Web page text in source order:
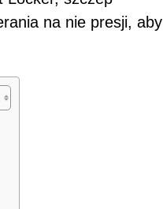
na nie presji, aby